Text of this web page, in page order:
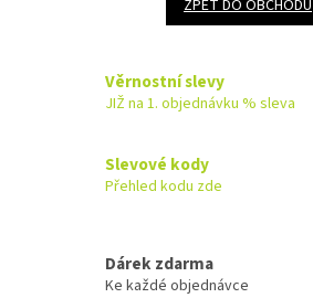
ZPĚT DO OBCHODU
Věrnostní slevy
JIŽ na 1. objednávku % sleva
Slevové kody
Přehled kodu zde
Dárek zdarma
Ke každé objednávce